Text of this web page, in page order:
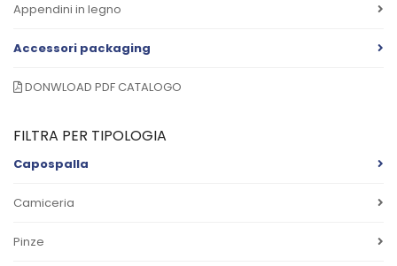
Appendini in legno
Accessori packaging
DONWLOAD PDF CATALOGO
FILTRA PER TIPOLOGIA
Capospalla
Camiceria
Pinze